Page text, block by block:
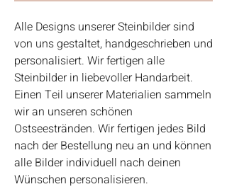
Alle Designs unserer Steinbilder sind
von uns gestaltet, handgeschrieben und
personalisiert. Wir fertigen alle
Steinbilder in liebevoller Handarbeit.
Einen Teil unserer Materialien sammeln
wir an unseren schönen
Ostseestränden. Wir fertigen jedes Bild
nach der Bestellung neu an und können
alle Bilder individuell nach deinen
Wünschen personalisieren.